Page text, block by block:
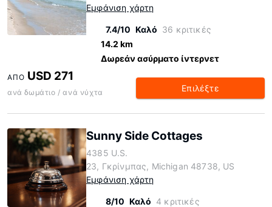
Εμφάνιση χάρτη
7.4/10 Καλό 36 κριτικές
14.2 km
Δωρεάν ασύρματο ίντερνετ
ΑΠΌ USD 271
ανά δωμάτιο / ανά νύχτα Επιλέξτε
Sunny Side Cottages
4385 U.S.
23, Γκρίνμπας, Michigan 48738, US
Εμφάνιση χάρτη
8/10 Καλό 4 κριτικές